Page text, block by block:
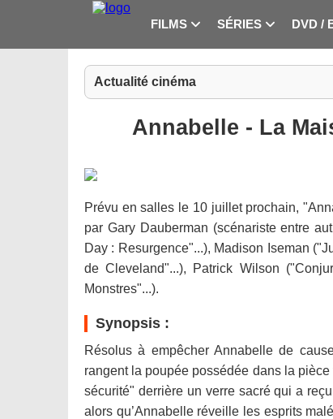
FILMS SÉRIES DVD /
Actualité cinéma
Annabelle - La
Prévu en salles le 10 juillet prochain,
par Gary Dauberman (scénariste entre
Day : Resurgence"...), Madison Iseman
de Cleveland"...), Patrick Wilson
Monstres"...).
Synopsis :
Résolus à empêcher Annabelle de
rangent la poupée possédée dans la
sécurité" derrière un verre sacré qui a
alors qu’Annabelle réveille les esprits